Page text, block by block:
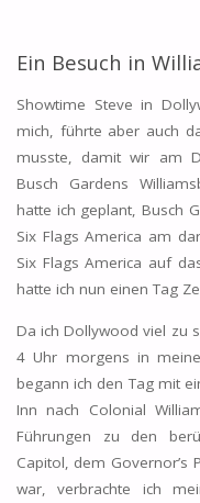
Ein Besuch in
Showtime Steve in
mich, führte aber auch
musste, damit wir am
Busch Gardens
hatte ich geplant, Busch
Six Flags America am
Six Flags America auf
hatte ich nun einen Tag
Da ich Dollywood viel zu
4 Uhr morgens in
begann ich den Tag mit
Inn nach Colonial
Führungen zu den
Capitol, dem Governor’s
war, verbrachte ich